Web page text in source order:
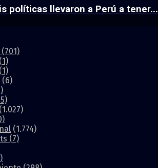
políticas llevaron a Perú a tener...
(701)
(1)
(1)
(6)
(1.027)
(1.774)
(7)